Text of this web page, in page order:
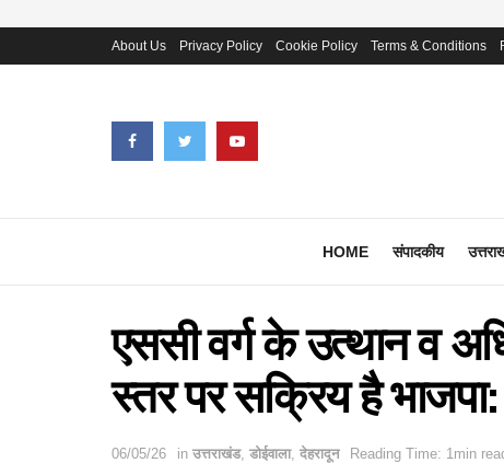
About Us Privacy Policy Cookie Policy Terms & Conditions
HOME संपादकीय
एससी वर्ग के उत्थान व
स्तर पर सक्रिय है भाजपा:
06/05/26 in उत्तराखंड, डोईवाला, देहरादून Reading Time: 1min